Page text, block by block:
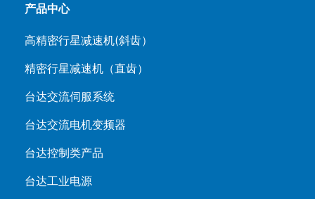
产品中心
高精密行星减速机(斜齿）
精密行星减速机（直齿）
台达交流伺服系统
台达交流电机变频器
台达控制类产品
台达工业电源